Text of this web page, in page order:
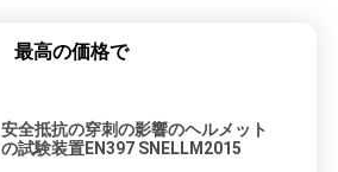
最高の価格で
安全抵抗の穿刺の影響のヘルメット
の試験装置EN397 SNELLM2015